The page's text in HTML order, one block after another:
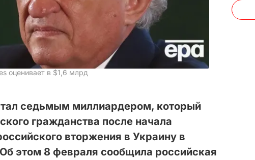
оценивает в $1,6 млрд
седьмым миллиардером, который
гражданства после начала
вторжения в Украину в
этом 8 февраля сообщила российская